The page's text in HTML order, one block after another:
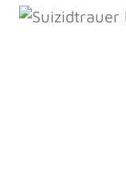
Bildergalerie